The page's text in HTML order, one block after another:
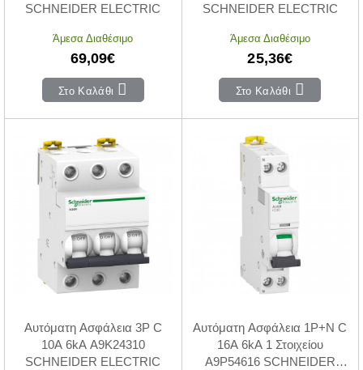
SCHNEIDER ELECTRIC
Άμεσα Διαθέσιμο
69,09€
Στο Καλάθι
SCHNEIDER ELECTRIC
Άμεσα Διαθέσιμο
25,36€
Στο Καλάθι
Αυτόματη Ασφάλεια 3P C
10A 6kA A9K24310
SCHNEIDER ELECTRIC
Αυτόματη Ασφάλεια 1P+N C
16A 6kA 1 Στοιχείου
A9P54616 SCHNEIDER